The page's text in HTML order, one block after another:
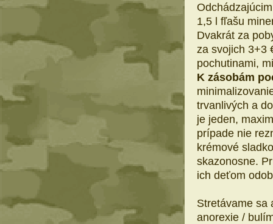
1,5 l fľašu
Dvakrát za
za svojich 3+3
pochutinami,
K zásobám
trvanlivých a
je jeden,
prípade nie
krémové
skazonosne.
ich deťom
Stretávame sa
anorexie /